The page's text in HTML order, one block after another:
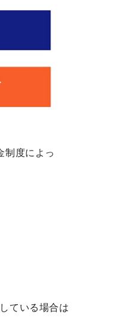
制度によっ
ている場合は